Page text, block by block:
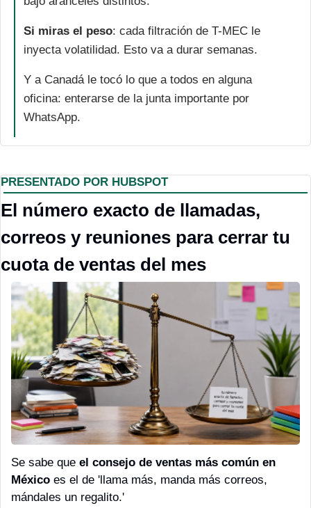
Si miras el peso: cada filtración de T-MEC le
inyecta volatilidad. Esto va a durar semanas.
Y a Canadá le tocó lo que a todos en alguna
oficina: enterarse de la junta importante por
WhatsApp.
PRESENTADO POR HUBSPOT
El número exacto de llamadas,
correos y reuniones para cerrar tu
cuota de ventas del mes
Se sabe que el consejo de ventas más común en
México es el de 'llama más, manda más correos,
mándales un regalito.'